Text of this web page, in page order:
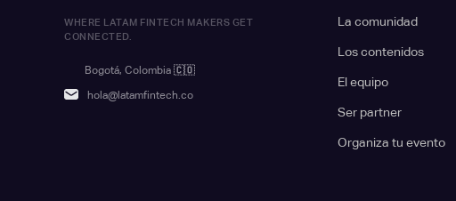
WHERE LATAM FINTECH MAKERS GET
CONNECTED.
Bogotá, Colombia 🇨🇴
hola@latamfintech.co
La comunidad
Los contenidos
El equipo
Ser partner
Organiza tu evento